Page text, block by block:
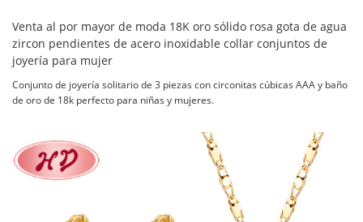
Venta al por mayor de moda 18K oro sólido rosa gota de agua
zircon pendientes de acero inoxidable collar conjuntos de
joyería para mujer
Conjunto de joyería solitario de 3 piezas con circonitas cúbicas AAA y baño
de oro de 18k perfecto para niñas y mujeres.